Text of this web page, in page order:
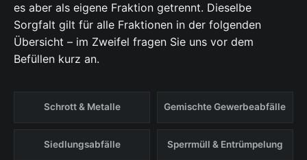
es aber als eigene Fraktion getrennt. Dieselbe
Sorgfalt gilt für alle Fraktionen in der folgenden
Übersicht – im Zweifel fragen Sie uns vor dem
Befüllen kurz an.
Schrott & Metalle Gemischte Gewerbeabfälle
Siedlungsabfälle Sperrmüll & Entrümpelung